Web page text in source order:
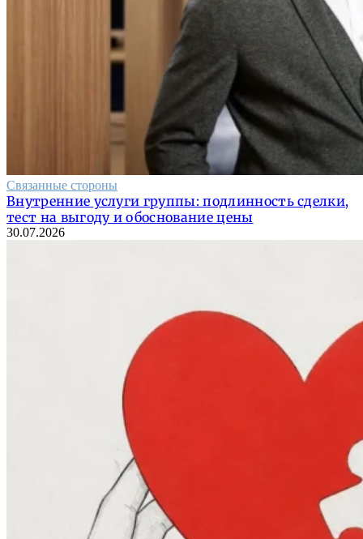
Связанные стороны
Внутренние услуги группы: подлинность сделки,
тест на выгоду и обоснование цены
30.07.2026